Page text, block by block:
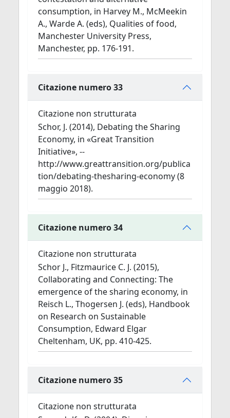
consumption, in Harvey M., McMeekin
A., Warde A. (eds), Qualities of food,
Manchester University Press,
Manchester, pp. 176-191.
Citazione numero 33
Citazione non strutturata
Schor, J. (2014), Debating the Sharing
Economy, in «Great Transition
Initiative», --
http://www.greattransition.org/publica
tion/debating-thesharing-economy (8
maggio 2018).
Citazione numero 34
Citazione non strutturata
Schor J., Fitzmaurice C. J. (2015),
Collaborating and Connecting: The
emergence of the sharing economy, in
Reisch L., Thogersen J. (eds), Handbook
on Research on Sustainable
Consumption, Edward Elgar
Cheltenham, UK, pp. 410-425.
Citazione numero 35
Citazione non strutturata